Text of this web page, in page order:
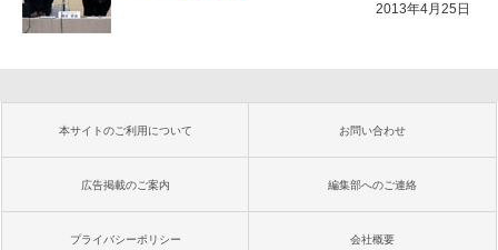
2013年4月25日
本サイトのご利用について お問い合わせ
広告掲載のご案内 編集部へのご連絡
プライバシーポリシー 会社概要